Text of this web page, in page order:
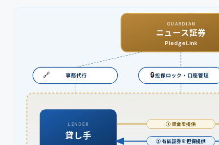
GUARDIAN
ニュース証券
PledgeLink
🔗 事務代行 🔒担保ロック・口座管理
LENDER
貸し手
① 資金を提供
② 有価証券を担保提供